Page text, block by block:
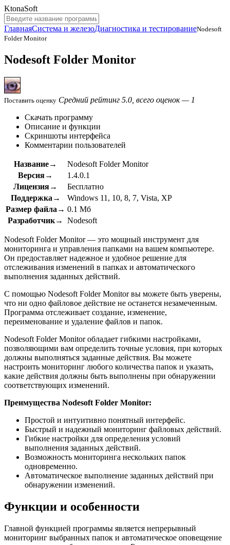
KtonaSoft
ГлавнаяСистема и железоДиагностика и тестированиеNodesoft
Folder Monitor
Nodesoft Folder Monitor
Поставить оценку Средний рейтинг 5.0, всего оценок — 1
Скачать программу
Описание и функции
Скриншоты интерфейса
Комментарии пользователей
Название→
Nodesoft Folder Monitor
Версия→
1.4.0.1
Лицензия→
Бесплатно
Поддержка→
Windows 11, 10, 8, 7, Vista, XP
Размер файла→ 0.1 Мб
Разработчик→
Nodesoft
Nodesoft Folder Monitor — это мощный инструмент для
мониторинга и управления папками на вашем компьютере.
Он предоставляет надежное и удобное решение для
отслеживания изменений в папках и автоматического
выполнения заданных действий.
С помощью Nodesoft Folder Monitor вы можете быть уверены,
что ни одно файловое действие не останется незамеченным.
Программа отслеживает создание, изменение,
переименование и удаление файлов и папок.
Nodesoft Folder Monitor обладает гибкими настройками,
позволяющими вам определить точные условия, при которых
должны выполняться заданные действия. Вы можете
настроить мониторинг любого количества папок и указать,
какие действия должны быть выполнены при обнаружении
соответствующих изменений.
Преимущества Nodesoft Folder Monitor:
Простой и интуитивно понятный интерфейс.
Быстрый и надежный мониторинг файловых действий.
Гибкие настройки для определения условий
выполнения заданных действий.
Возможность мониторинга нескольких папок
одновременно.
Автоматическое выполнение заданных действий при
обнаружении изменений.
Функции и особенности
Главной функцией программы является непрерывный
мониторинг выбранных папок и автоматическое оповещение